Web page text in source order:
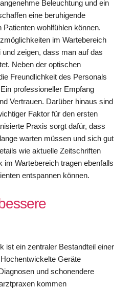
Beleuchtung und ein
eine beruhigende
wohlfühlen können.
im Wartebereich
zeigen, dass man auf das
Neben der optischen
Freundlichkeit des Personals
professioneller Empfang
Vertrauen. Darüber hinaus sind
Faktor für den ersten
Praxis sorgt dafür, dass
warten müssen und sich gut
wie aktuelle Zeitschriften
im Wartebereich tragen ebenfalls
entspannen können.
ist ein zentraler Bestandteil einer
Geräte
und schonendere
kommen